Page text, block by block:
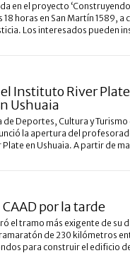
en el proyecto
horas en San Martín 1589, a
Los interesados pueden
Instituto River
Ushuaia
de Deportes, Cultura y
la apertura del
en Ushuaia. A partir de
por la tarde
el tramo más exigente de su
de 230 kilómetros
para construir el edificio